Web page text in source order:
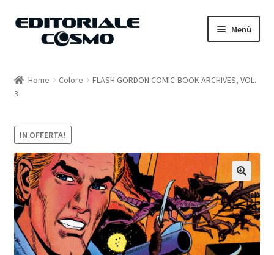
Vai
Vai
Menù
Catalogo
Carrello
Il mio account
Home Colore
FLASH GORDON COMIC-BOOK ARCHIVES, VOL.
3
IN OFFERTA!